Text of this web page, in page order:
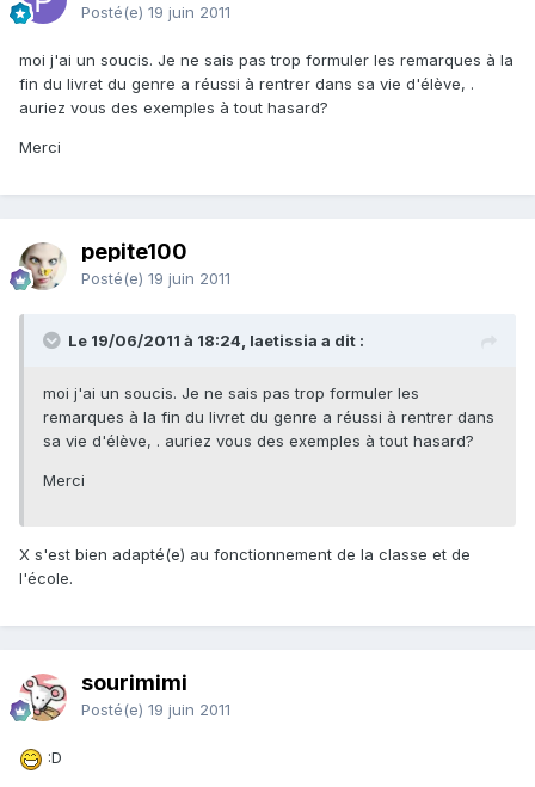
Posté(e) 19 juin 2011
moi j'ai un soucis. Je ne sais pas trop formuler les remarques à la
fin du livret du genre a réussi à rentrer dans sa vie d'élève, .
auriez vous des exemples à tout hasard?
Merci
pepite100
Posté(e) 19 juin 2011
Le 19/06/2011 à 18:24, laetissia a dit :
moi j'ai un soucis. Je ne sais pas trop formuler les
remarques à la fin du livret du genre a réussi à rentrer dans
sa vie d'élève, . auriez vous des exemples à tout hasard?
Merci
X s'est bien adapté(e) au fonctionnement de la classe et de
l'école.
sourimimi
Posté(e) 19 juin 2011
:D